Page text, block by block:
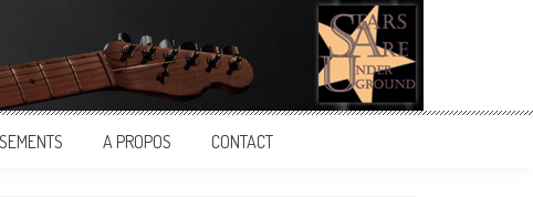
A PROPOS CONTACT